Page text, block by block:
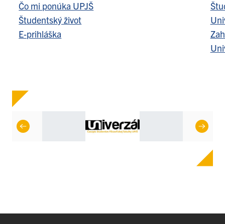
Čo mi ponúka UPJŠ
Študentský život
E-prihláška